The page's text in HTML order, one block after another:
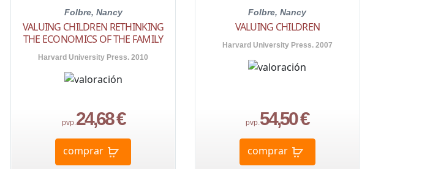
Folbre, Nancy
VALUING CHILDREN RETHINKING
THE ECONOMICS OF THE FAMILY
Harvard University Press. 2010
pvp.24,68 €
comprar
Folbre, Nancy
VALUING CHILDREN
Harvard University Press. 2007
pvp.54,50 €
comprar